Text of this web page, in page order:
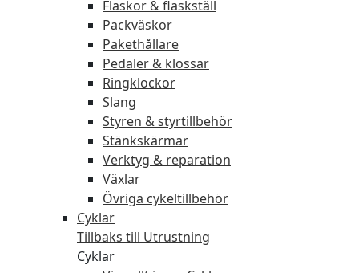
Flaskor & flaskställ
Packväskor
Pakethållare
Pedaler & klossar
Ringklockor
Slang
Styren & styrtillbehör
Stänkskärmar
Verktyg & reparation
Växlar
Övriga cykeltillbehör
Cyklar
Tillbaks till Utrustning
Cyklar